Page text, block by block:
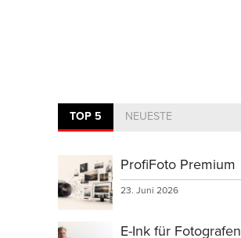
TOP 5 NEUESTE
ProfiFoto Premium
23. Juni 2026
E-Ink für Fotografen